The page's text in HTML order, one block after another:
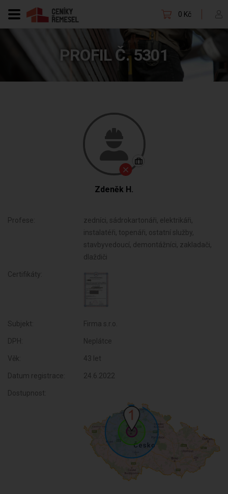
0 Kč
PROFIL Č. 5301
Zdeněk H.
Profese:
zedníci, sádrokartonáři, elektrikáři,
instalatéři, topenáři, ostatní služby,
stavbyvedoucí, demontážníci, zakladači,
dlaždiči
Certifikáty:
Subjekt: Firma s.r.o.
DPH: Neplátce
Věk: 43 let
Datum registrace: 24.6.2022
Dostupnost: